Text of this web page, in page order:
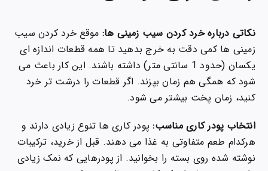
نکاتی درباره خرد کردن سیب زمینی ها: موقع خرد کردن سیب
زمینی ها کمی دقت به خرج بدهید تا همه قطعات اندازه ای
یکسان (حدود 1 سانتی متر) داشته باشند. این کار باعث می
شود که همگی هم زمان بپزند. اگر قطعات را درشت تر خرد
کنید، زمان پخت بیشتر می شود.
انتخاب پودر کاری مناسب: پودر کاری ها تنوع زیادی دارند و
هرکدام طعم متفاوتی به غذا می دهند. قبل از خرید، ترکیبات
نوشته شده روی بسته را بخوانید. از پودرهایی که نمک زیادی